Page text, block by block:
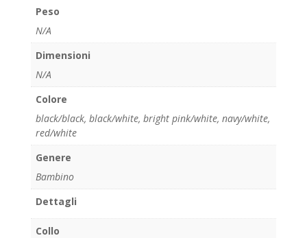
Peso
N/A
Dimensioni
N/A
Colore
black/black, black/white, bright pink/white, navy/white,
red/white
Genere
Bambino
Dettagli
Collo